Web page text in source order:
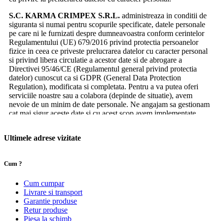
In cazul in care, la un moment dat, se va pune problema
utilizarii datelor dumneavoastra personale in scopul realizarii
unor campanii prin intermediul partenerilor nostri, vi se va cere
acordul explicit.
Limitare de responsabilitate
Companiile, produsele sau serviciile mentionate in acest site
sunt marci inregistrate ale companiilor respective.
Utilizarea oricarui nume de marca inregistrata este realizata doar
anula cererile de comanda si cererile de pret, care nu sunt
afisate sunt valabile in limita stocului disponibil la furnizor si a
pretului de intrare.
Toate informatiile prezentate pe site-ul www.autokarma.ro sunt
furnizate fara nici un fel de garantie, expresa sau sugerata,
S.C. KARMA CRIMPEX S.R.L. administreaza in conditii de
siguranta si numai pentru scopurile specificate, datele personale
pe care ni le furnizati despre dumneavoastra conform cerintelor
Regulamentului (UE) 679/2016 privind protectia persoanelor
fizice in ceea ce priveste prelucrarea datelor cu caracter personal
si privind libera circulatie a acestor date si de abrogare a
Directivei 95/46/CE (Regulamentul general privind protectia
datelor) cunoscut ca si GDPR (General Data Protection
Regulation), modificata si completata. Pentru a va putea oferi
serviciile noastre sau a colabora (depinde de situatie), avem
nevoie de un minim de date personale. Ne angajam sa gestionam
cat mai sigur aceste date si cu acest scop avem implementate
De ce imi sunt prelucrate datele?
Avem nevoie de datele dumneavoastra pentru a va putea informa
cererilor trimise sau incepute de dumneavoastra, intretinerea
relatiei comerciale, si alte situatii care au ca scop ducerea la bun
sfarsit a contractului comercial de vanzare-cumparare a
produselor noastre initiat cu acordul dumneavoastra. Toate
Ultimele adrese vizitate
Cum ?
Cum cumpar
Livrare si transport
Garantie produse
Retur produse
Piesa la schimb